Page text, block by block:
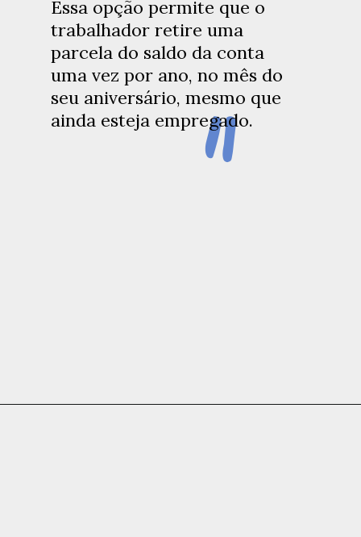
"
Essa opção permite que o
trabalhador retire uma
parcela do saldo da conta
uma vez por ano, no mês do
seu aniversário, mesmo que
ainda esteja empregado.